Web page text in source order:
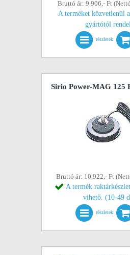
Bruttó ár: 9.906,- Ft
A terméket közvetlenül
gyártótól
részletek
Sirio Power-MAG 125
Bruttó ár: 10.922,- Ft
A termék
vihető. (10-49
részletek